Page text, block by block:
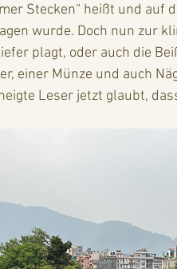
Stecken“ heißt und auf
wurde. Doch nun zur
plagt, oder auch die
einer Münze und auch
Leser jetzt glaubt,